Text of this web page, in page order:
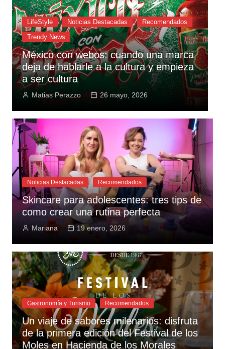
LifeStyle Noticias Destacadas
Recomendados
Tecnología y Gadgets
Trendy News
Tecate Ice Light y la campaña que
entendió que el calor es un villano
nacional
Angélica Gutierrez Gasca 12 mayo, 2026
Noticias Destacadas Recomendados
Skincare para adolescentes: tres tips de
como crear una rutina perfecta
Mariana 19 enero, 2026
Gastronomía y Turismo Recomendados
Un viaje de sabores milenarios: disfruta
de la primera edición del Festival de los
Moles en Hacienda de los Morales